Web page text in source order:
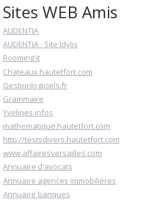
Sites WEB Amis
AUDENTIA
AUDENTIA - Site Idylis
Rooming'it
Chateaux.hautetfort.com
Gestionlogiciels.fr
Grammaire
Yvelines infos
mathematique.hautetfort.com
http://testsdivers.hautetfort.com
www.affairesversailles.com
Annuaire d'avocats
Annuaire agences immobilières
Annuaire banques